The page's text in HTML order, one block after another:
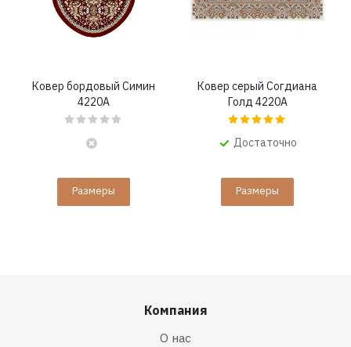
Ковер бордовый Симин
4220A
Размеры
Ковер серый Согдиана
Голд 4220A
Достаточно
Размеры
Компания
О нас